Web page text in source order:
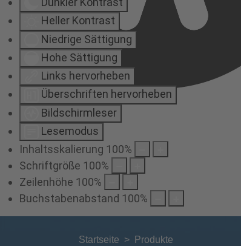
Heller Kontrast
Niedrige Sättigung
Hohe Sättigung
Links hervorheben
Überschriften hervorheben
Bildschirmleser
Lesemodus
Inhaltsskalierung 100%
Schriftgröße 100%
Zeilenhöhe 100%
Buchstabenabstand 100%
Startseite Produkte